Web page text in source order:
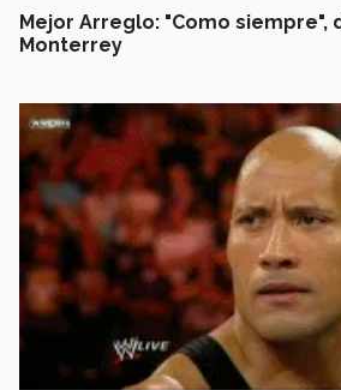
Mejor Arreglo: "Como siempre",
Monterrey